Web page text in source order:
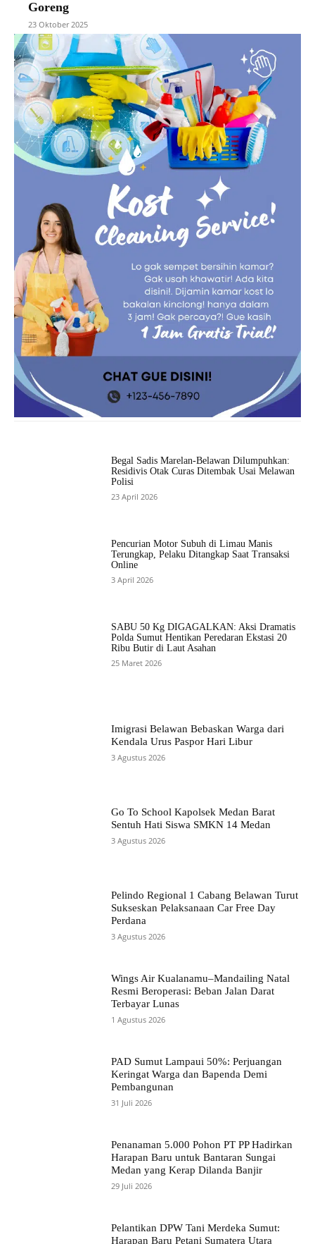
Goreng
23 Oktober 2025
Begal Sadis Marelan-Belawan Dilumpuhkan:
Residivis Otak Curas Ditembak Usai Melawan
Polisi
23 April 2026
Pencurian Motor Subuh di Limau Manis
Terungkap, Pelaku Ditangkap Saat Transaksi
Online
3 April 2026
SABU 50 Kg DIGAGALKAN: Aksi Dramatis
Polda Sumut Hentikan Peredaran Ekstasi 20
Ribu Butir di Laut Asahan
25 Maret 2026
Imigrasi Belawan Bebaskan Warga dari
Kendala Urus Paspor Hari Libur
3 Agustus 2026
Go To School Kapolsek Medan Barat
Sentuh Hati Siswa SMKN 14 Medan
3 Agustus 2026
Pelindo Regional 1 Cabang Belawan Turut
Sukseskan Pelaksanaan Car Free Day
Perdana
3 Agustus 2026
Wings Air Kualanamu–Mandailing Natal
Resmi Beroperasi: Beban Jalan Darat
Terbayar Lunas
1 Agustus 2026
PAD Sumut Lampaui 50%: Perjuangan
Keringat Warga dan Bapenda Demi
Pembangunan
31 Juli 2026
Penanaman 5.000 Pohon PT PP Hadirkan
Harapan Baru untuk Bantaran Sungai
Medan yang Kerap Dilanda Banjir
29 Juli 2026
Pelantikan DPW Tani Merdeka Sumut:
Harapan Baru Petani Sumatera Utara